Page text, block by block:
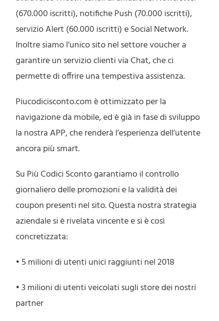
(670.000 iscritti), notifiche Push (70.000 iscritti),
servizio Alert (60.000 iscritti) e Social Network.
Inoltre siamo l’unico sito nel settore voucher a
garantire un servizio clienti via Chat, che ci
permette di offrire una tempestiva assistenza.
Piucodicisconto.com è ottimizzato per la
navigazione da mobile, ed è già in fase di sviluppo
la nostra APP, che renderà l’esperienza dell’utente
ancora più smart.
Su Più Codici Sconto garantiamo il controllo
giornaliero delle promozioni e la validità dei
coupon presenti nel sito. Questa nostra strategia
aziendale si è rivelata vincente e si è così
concretizzata:
• 5 milioni di utenti unici raggiunti nel 2018
• 3 milioni di utenti veicolati sugli store dei nostri
partner